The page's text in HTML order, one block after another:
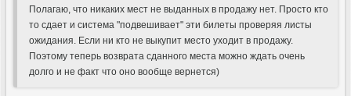
Полагаю, что никаких мест не выданных в продажу нет. Просто кто
то сдает и система "подвешивает" эти билеты проверяя листы
ожидания. Если ни кто не выкупит место уходит в продажу.
Поэтому теперь возврата сданного места можно ждать очень
долго и не факт что оно вообще вернется)